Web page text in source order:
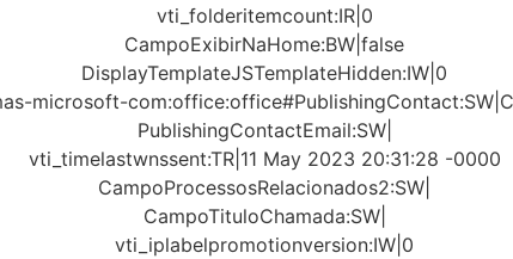
vti_folderitemcount:IR|0
CampoExibirNaHome:BW|false
DisplayTemplateJSTemplateHidden:IW|0
microsoft-
PublishingContactEmail:SW|
vti_timelastwnssent:TR|11 May 2023 20:31:28 -0000
CampoProcessosRelacionados2:SW|
CampoTituloChamada:SW|
vti_iplabelpromotionversion:IW|0